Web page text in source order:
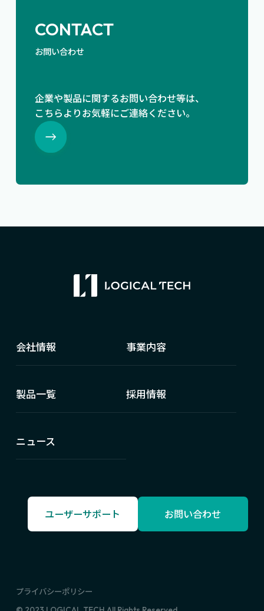
CONTACT
お問い合わせ
企業や製品に関するお問い合わせ等は、
こちらよりお気軽にご連絡ください。
会社情報 事業内容
製品一覧 採用情報
ニュース
ユーザーサポート お問い合わせ
プライバシーポリシー